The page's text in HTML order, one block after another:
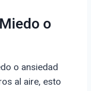
o
o ansiedad
al aire, esto